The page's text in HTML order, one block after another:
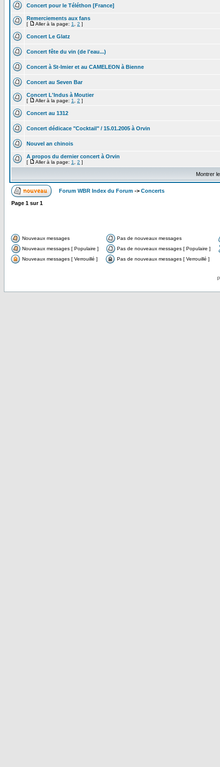
Concert pour le Téléthon [France]
Remerciements aux fans
[ Aller à la page: 1 2 ]
Concert Le Glatz
Concert fête du vin (de l'eau...)
Concert à St-Imier et au CAMELEON à Bienne
Concert au Seven Bar
Concert L'Indus à Moutier
[ Aller à la page: 1 2 ]
Concert au 1312
Concert dédicace "Cocktail" / 15.01.2005 à Orvin
Nouvel an chinois
A propos du dernier concert à Orvin
[ Aller à la page: 1 2 ]
Montrer
Forum WBR Index du Forum -> Concerts
Page 1 sur1
Nouveaux messages
Pas de nouveaux messages
Nouveaux messages [ Populaire ]
Pas de nouveaux messages [ Populaire ]
Nouveaux messages [ Verrouillé ]
Pas de nouveaux messages [ Verrouillé ]